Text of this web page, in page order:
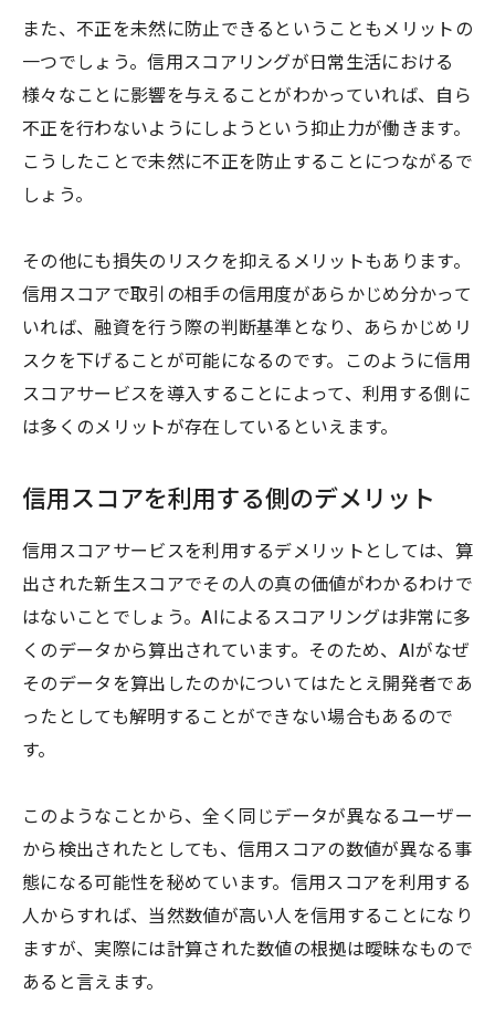
また、不正を未然に防止できるということもメリットの
一つでしょう。信用スコアリングが日常生活における
様々なことに影響を与えることがわかっていれば、自ら
不正を行わないようにしようという抑止力が働きます。
こうしたことで未然に不正を防止することにつながるで
しょう。
その他にも損失のリスクを抑えるメリットもあります。
信用スコアで取引の相手の信用度があらかじめ分かって
いれば、融資を行う際の判断基準となり、あらかじめリ
スクを下げることが可能になるのです。このように信用
スコアサービスを導入することによって、利用する側に
は多くのメリットが存在しているといえます。
信用スコアを利用する側のデメリット
信用スコアサービスを利用するデメリットとしては、算
出された新生スコアでその人の真の価値がわかるわけで
はないことでしょう。AIによるスコアリングは非常に多
くのデータから算出されています。そのため、AIがなぜ
そのデータを算出したのかについてはたとえ開発者であ
ったとしても解明することができない場合もあるので
す。
このようなことから、全く同じデータが異なるユーザー
から検出されたとしても、信用スコアの数値が異なる事
態になる可能性を秘めています。信用スコアを利用する
人からすれば、当然数値が高い人を信用することになり
ますが、実際には計算された数値の根拠は曖昧なもので
あると言えます。